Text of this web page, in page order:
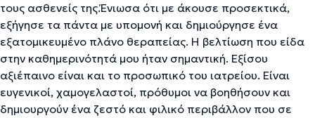
τους ασθενείς της.Ένιωσα ότι με άκουσε προσεκτικά,
εξήγησε τα πάντα με υπομονή και δημιούργησε ένα
εξατομικευμένο πλάνο θεραπείας. Η βελτίωση που είδα
στην καθημερινότητά μου ήταν σημαντική. Εξίσου
αξιέπαινο είναι και το προσωπικό του ιατρείου. Είναι
ευγενικοί, χαμογελαστοί, πρόθυμοι να βοηθήσουν και
δημιουργούν ένα ζεστό και φιλικό περιβάλλον που σε